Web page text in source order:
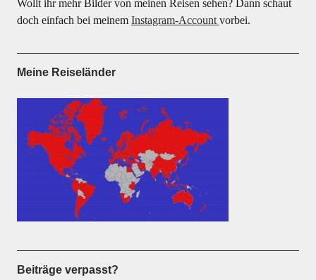
Wollt ihr mehr Bilder von meinen Reisen sehen? Dann schaut
doch einfach bei meinem Instagram-Account vorbei.
Meine Reiseländer
Beiträge verpasst?